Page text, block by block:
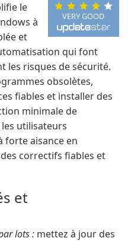
VERY GOOD
le
à
et
qui font
les risques de sécurité.
obsolètes,
fiables et installer des
minimale de
les utilisateurs
forte aisance en
correctifs fiables et
et
lots : mettez à jour des